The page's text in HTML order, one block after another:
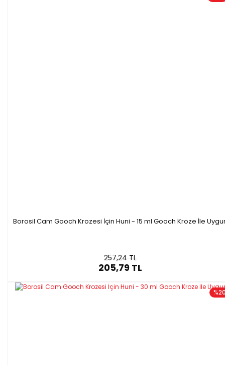
Borosil Cam Gooch Krozesi İçin Huni - 15 ml Gooch Kroze İle
257,24 TL
205,79 TL